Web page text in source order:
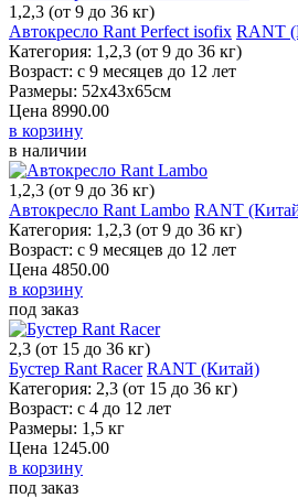
1,2,3 (от 9 до 36 кг)
Автокресло Rant Perfect isofix RANT
Категория: 1,2,3 (от 9 до 36 кг)
Возраст: с 9 месяцев до 12 лет
Размеры: 52x43x65см
Цена 8990.00
в корзину
в наличии
1,2,3 (от 9 до 36 кг)
Автокресло Rant Lambo RANT
Категория: 1,2,3 (от 9 до 36 кг)
Возраст: с 9 месяцев до 12 лет
Цена 4850.00
в корзину
под заказ
2,3 (от 15 до 36 кг)
Бустер Rant Racer RANT (Китай)
Категория: 2,3 (от 15 до 36 кг)
Возраст: с 4 до 12 лет
Размеры: 1,5 кг
Цена 1245.00
в корзину
под заказ